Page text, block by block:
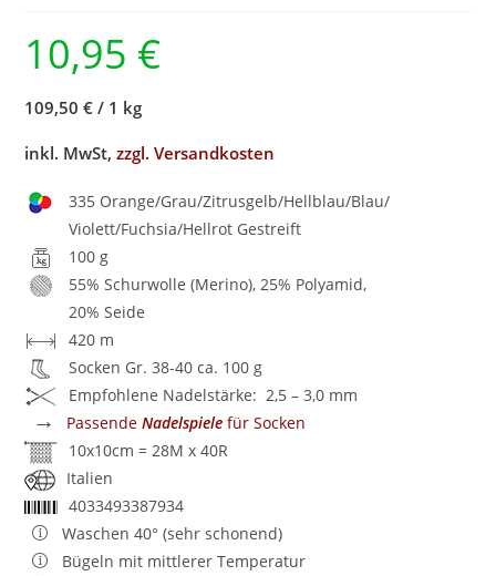
10,95 €
109,50 € / 1 kg
inkl. MwSt,zzgl. Versandkosten
335 Orange/Grau/Zitrusgelb/Hellblau/Blau/
Violett/Fuchsia/Hellrot Gestreift
100 g
55% Schurwolle (Merino), 25% Polyamid,
20% Seide
420 m
Socken Gr. 38-40 ca. 100 g
Empfohlene Nadelstärke: 2,5 – 3,0 mm
→ PassendeNadelspiele für Socken
10x10cm = 28M x 40R
Italien
4033493387934
Waschen 40° (sehr schonend)
Bügeln mit mittlerer Temperatur